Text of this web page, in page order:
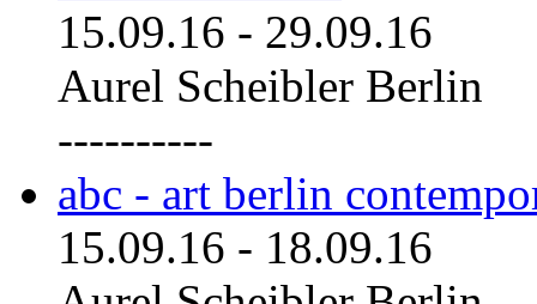
15.09.16 - 29.09.16
Aurel Scheibler Berlin
----------
abc - art berlin
15.09.16 - 18.09.16